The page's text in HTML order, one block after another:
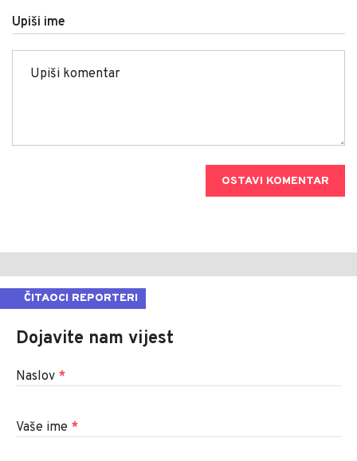
Upiši ime
OSTAVI KOMENTAR
ČITAOCI REPORTERI
Dojavite nam vijest
Naslov *
Vaše ime *